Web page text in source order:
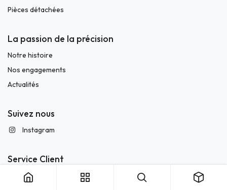
Pièces détachées
La passion de la précision
Notre histoire
Nos engagements
Actualités
Suivez nous
Instagram
Service Client
Nous écrire